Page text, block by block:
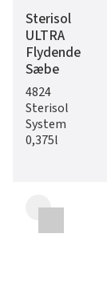
Sterisol
ULTRA
Flydende
Sæbe
4824
Sterisol
System
0,375l